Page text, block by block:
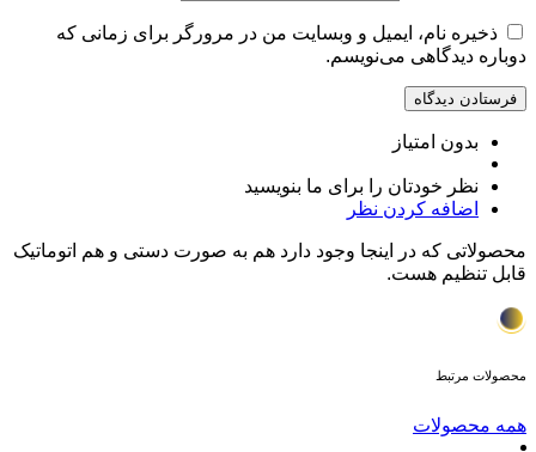
ذخیره نام، ایمیل و وبسایت من در مرورگر برای زمانی که
دوباره دیدگاهی می‌نویسم.
بدون امتیاز
نظر خودتان را برای ما بنویسید
اضافه کردن نظر
محصولاتی که در اینجا وجود دارد هم به صورت دستی و هم اتوماتیک
قابل تنظیم هست.
محصولات مرتبط
همه محصولات